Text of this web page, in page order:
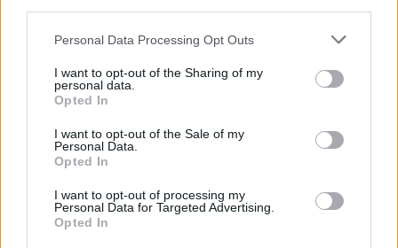
Personal Data Processing Opt Outs
I want to opt-out of the Sharing of my
personal data.
Opted In
I want to opt-out of the Sale of my
Personal Data.
Opted In
I want to opt-out of processing my
Personal Data for Targeted Advertising.
Opted In
Zpravodajství
Živohošti
Zpravodajství
Přibudou i tři nové poblíž Svaté Hory
Středočeský kraj upravil pravidla soutěže.
Obce nově získají body i za předcházení